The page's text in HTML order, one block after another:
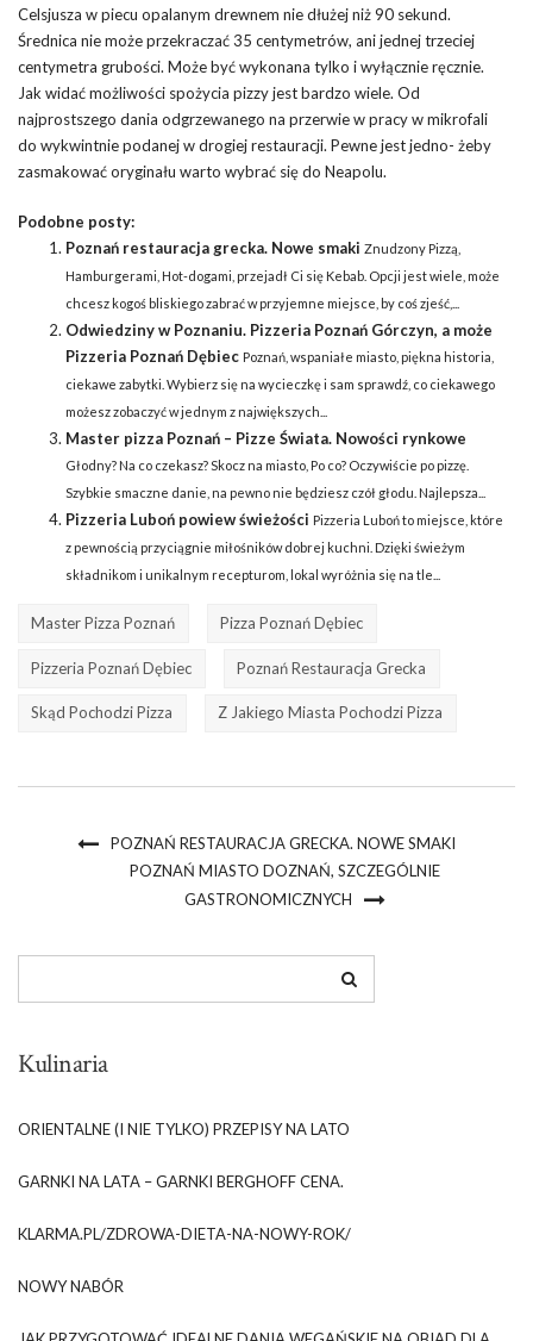
Celsjusza w piecu opalanym drewnem nie dłużej niż 90 sekund.
Średnica nie może przekraczać 35 centymetrów, ani jednej trzeciej
centymetra grubości. Może być wykonana tylko i wyłącznie ręcznie.
Jak widać możliwości spożycia pizzy jest bardzo wiele. Od
najprostszego dania odgrzewanego na przerwie w pracy w mikrofali
do wykwintnie podanej w drogiej restauracji. Pewne jest jedno- żeby
zasmakować oryginału warto wybrać się do Neapolu.
Podobne posty:
Poznań restauracja grecka. Nowe smaki Znudzony Pizzą,
Hamburgerami, Hot-dogami, przejadł Ci się Kebab. Opcji jest wiele, może
chcesz kogoś bliskiego zabrać w przyjemne miejsce, by coś zjeść,...
Odwiedziny w Poznaniu. Pizzeria Poznań Górczyn, a może
Pizzeria Poznań Dębiec Poznań, wspaniałe miasto, piękna historia,
ciekawe zabytki. Wybierz się na wycieczkę i sam sprawdź, co ciekawego
możesz zobaczyć w jednym z największych...
Master pizza Poznań – Pizze Świata. Nowości rynkowe
Głodny? Na co czekasz? Skocz na miasto, Po co? Oczywiście po pizzę.
Szybkie smaczne danie, na pewno nie będziesz czół głodu. Najlepsza...
Pizzeria Luboń powiew świeżości Pizzeria Luboń to miejsce, które
z pewnością przyciągnie miłośników dobrej kuchni. Dzięki świeżym
składnikom i unikalnym recepturom, lokal wyróżnia się na tle...
Master Pizza Poznań Pizza Poznań Dębiec
Pizzeria Poznań Dębiec Poznań Restauracja Grecka
Skąd Pochodzi Pizza Z Jakiego Miasta Pochodzi Pizza
POZNAŃ RESTAURACJA GRECKA. NOWE SMAKI
POZNAŃ MIASTO DOZNAŃ, SZCZEGÓLNIE
GASTRONOMICZNYCH
Kulinaria
ORIENTALNE (I NIE TYLKO) PRZEPISY NA LATO
GARNKI NA LATA – GARNKI BERGHOFF CENA.
KLARMA.PL/ZDROWA-DIETA-NA-NOWY-ROK/
NOWY NABÓR